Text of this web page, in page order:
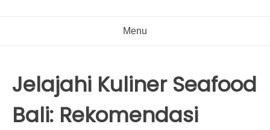
Menu
Jelajahi Kuliner Seafood
Bali: Rekomendasi